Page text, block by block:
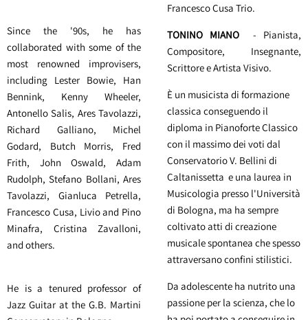
Since the '90s, he has
collaborated with some of the
most renowned improvisers,
including Lester Bowie, Han
Bennink, Kenny Wheeler,
Antonello Salis, Ares Tavolazzi,
Richard Galliano, Michel
Godard, Butch Morris, Fred
Frith, John Oswald, Adam
Rudolph, Stefano Bollani, Ares
Tavolazzi, Gianluca Petrella,
Francesco Cusa, Livio and Pino
Minafra, Cristina Zavalloni,
and others.
He is a tenured professor of
Jazz Guitar at the G.B. Martini
Francesco Cusa Trio.
TONINO MIANO- Pianista,
Compositore, Insegnante,
Scrittore e Artista Visivo.
È un musicista di formazione
classica conseguendo il
diploma in Pianoforte Classico
con il massimo dei voti dal
Conservatorio V. Bellini di
Caltanissetta e una laurea in
Musicologia presso l'Università
di Bologna, ma ha sempre
coltivato atti di creazione
musicale spontanea che spesso
attraversano confini stilistici.
Da adolescente ha nutrito una
passione per la scienza, che lo